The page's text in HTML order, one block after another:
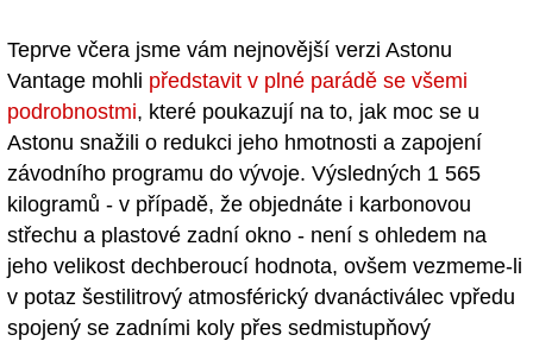
Teprve včera jsme vám nejnovější verzi Astonu
Vantage mohli představit v plné parádě se všemi
podrobnostmi, které poukazují na to, jak moc se u
Astonu snažili o redukci jeho hmotnosti a zapojení
závodního programu do vývoje. Výsledných 1 565
kilogramů - v případě, že objednáte i karbonovou
střechu a plastové zadní okno - není s ohledem na
jeho velikost dechberoucí hodnota, ovšem vezmeme-li
v potaz šestilitrový atmosférický dvanáctiválec vpředu
spojený se zadními koly přes sedmistupňový